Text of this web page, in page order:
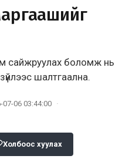
сайжруулах боломж нь
шалтгаална.
07-06 03:44:00 ·
Холбоос хуулах